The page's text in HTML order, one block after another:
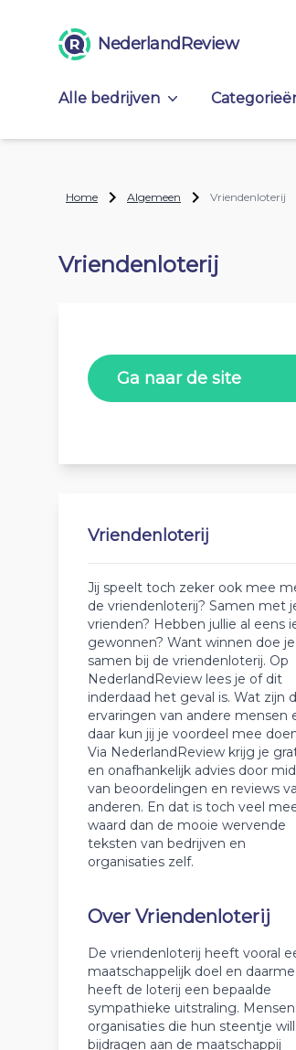
NederlandReview
Alle bedrijven
Home Algemeen Vriendenloterij
Vriendenloterij
Ga naar de site
Vriendenloterij
Jij speelt toch zeker ook mee
de vriendenloterij? Samen met
vrienden? Hebben jullie al eens
gewonnen? Want winnen doe je
samen bij de vriendenloterij. Op
NederlandReview lees je of dit
inderdaad het geval is. Wat zijn
ervaringen van andere mensen
daar kun jij je voordeel mee
Via NederlandReview krijg je
en onafhankelijk advies door
van beoordelingen en reviews
anderen. En dat is toch veel
waard dan de mooie wervende
teksten van bedrijven en
organisaties zelf.
Over Vriendenloterij
De vriendenloterij heeft vooral
maatschappelijk doel en
heeft de loterij een bepaalde
sympathieke uitstraling.
organisaties die hun steentje
bijdragen aan de maatschappij